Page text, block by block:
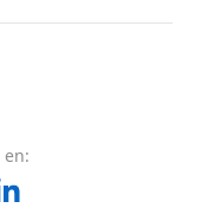
en: